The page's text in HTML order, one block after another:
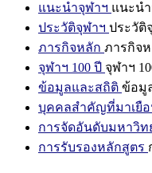
แนะนำจุฬาฯ แนะน
ประวัติจุฬาฯ ประวัติ
ภารกิจหลัก ภารกิจ
จุฬาฯ 100 ปี จุฬาฯ
ข้อมูลและสถิติ ข้อมู
บุคคลสำคัญที่มาเยื
การจัดอันดับมหาวิท
การรับรองหลักสูตร